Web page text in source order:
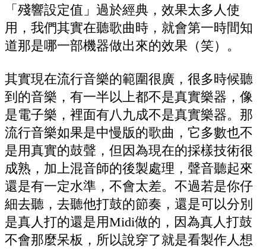
「殘響設定值」過於經典，效果太多人使
用，我們其實在聽歌曲時，就會第一時間知
道那是哪一部機器做出來的效果（笑）。
其實現在流行音樂的範圍很廣，很多時候聽
到的音樂，有一半以上都不是真實樂器，像
是電子樂，裡面有八九成不是真實樂器。 那
流行音樂如果是中慢版的歌曲，它多數也不
是用真實的鼓聲，但因為現在的採樣技術很
成熟，加上混音師的後製處理，聲音聽起來
還是有一定水準，不會太差。不過若是你仔
細去聽，去聽他打鼓的節奏，還是可以分別
是真人打的還是用Midi做的 ，因為真人打鼓
不會那麼呆板，所以說穿了就是看製作人想